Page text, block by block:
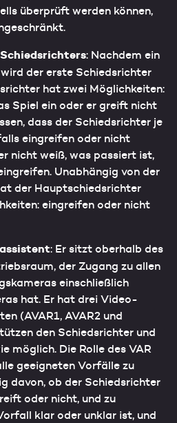
überprüft werden können,
: Nachdem ein
der erste Schiedsrichter
hat zwei Möglichkeiten:
Spiel ein oder er greift nicht
dass der Schiedsrichter je
eingreifen oder nicht
nicht weiß, was passiert ist,
Unabhängig von der
der Hauptschiedsrichter
eingreifen oder nicht
: Er sitzt oberhalb des
der Zugang zu allen
einschließlich
hat. Er hat drei Video-
(AVAR1, AVAR2 und
den Schiedsrichter und
möglich. Die Rolle des VAR
geeigneten Vorfälle zu
davon, ob der Schiedsrichter
oder nicht, und zu
klar oder unklar ist, und